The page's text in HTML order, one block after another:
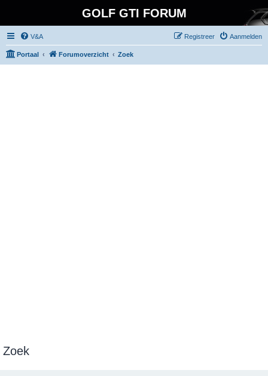
GOLF GTI FORUM
V&A Aanmelden
Registreer
Portaal Forumoverzicht Zoek
Zoek